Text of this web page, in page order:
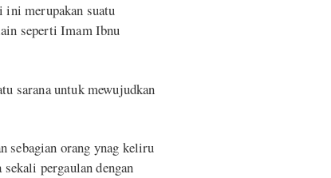
ini merupakan suatu
seperti Imam Ibnu
sarana untuk mewujudkan
sebagian orang ynag keliru
pergaulan dengan